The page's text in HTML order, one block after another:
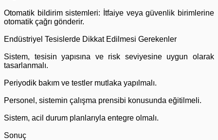
Otomatik bildirim sistemleri: İtfaiye veya güvenlik birimlerine
otomatik çağrı gönderir.
Endüstriyel Tesislerde Dikkat Edilmesi Gerekenler
Sistem, tesisin yapısına ve risk seviyesine uygun olarak
tasarlanmalı.
Periyodik bakım ve testler mutlaka yapılmalı.
Personel, sistemin çalışma prensibi konusunda eğitilmeli.
Sistem, acil durum planlarıyla entegre olmalı.
Sonuç